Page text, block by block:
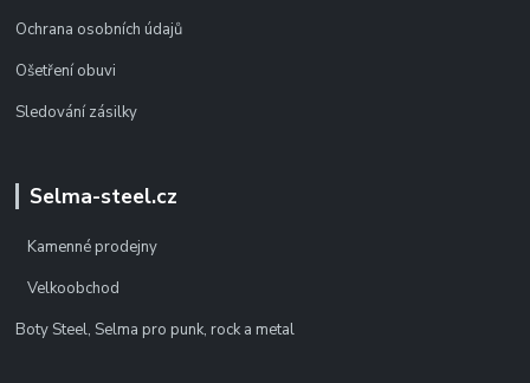
Ochrana osobních údajů
Ošetření obuvi
Sledování zásilky
Selma-steel.cz
Kamenné prodejny
Velkoobchod
Boty Steel, Selma pro punk, rock a metal